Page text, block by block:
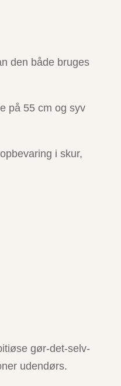
den både bruges
på 55 cm og syv
i skur,
gør-det-selv-
udendørs.